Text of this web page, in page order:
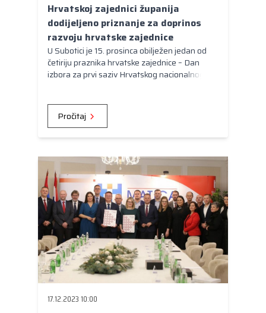
Hrvatskoj zajednici županija
dodijeljeno priznanje za doprinos
razvoju hrvatske zajednice
U Subotici je 15. prosinca obilježen jedan od
četiriju praznika hrvatske zajednice – Dan
izbora za prvi saziv Hrvatskog nacionalnog
saziv Hrvatskog nacionalnog vijeća,
samoupravnog tijela te manjinske zajednice
Pročitaj
17.12.2023 10:00